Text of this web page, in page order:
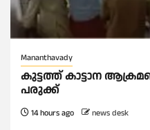
Mananthavady
കുട്ടത്ത് കാട്ടാന
പരുക്ക്
14 hours ago news desk